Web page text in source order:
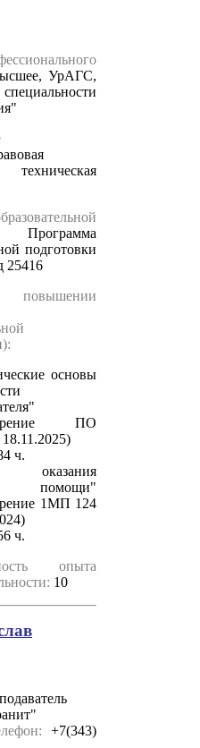
УрАГС,
Программа
подготовки
25416
повышении
основы
ПО
ч.
оказания
помощи"
1МП 124
ч.
опыта
10
+7(343)